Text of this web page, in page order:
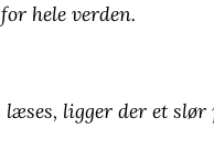
hele verden.
ligger der et